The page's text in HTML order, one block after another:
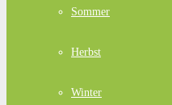
Sommer
Herbst
Winter